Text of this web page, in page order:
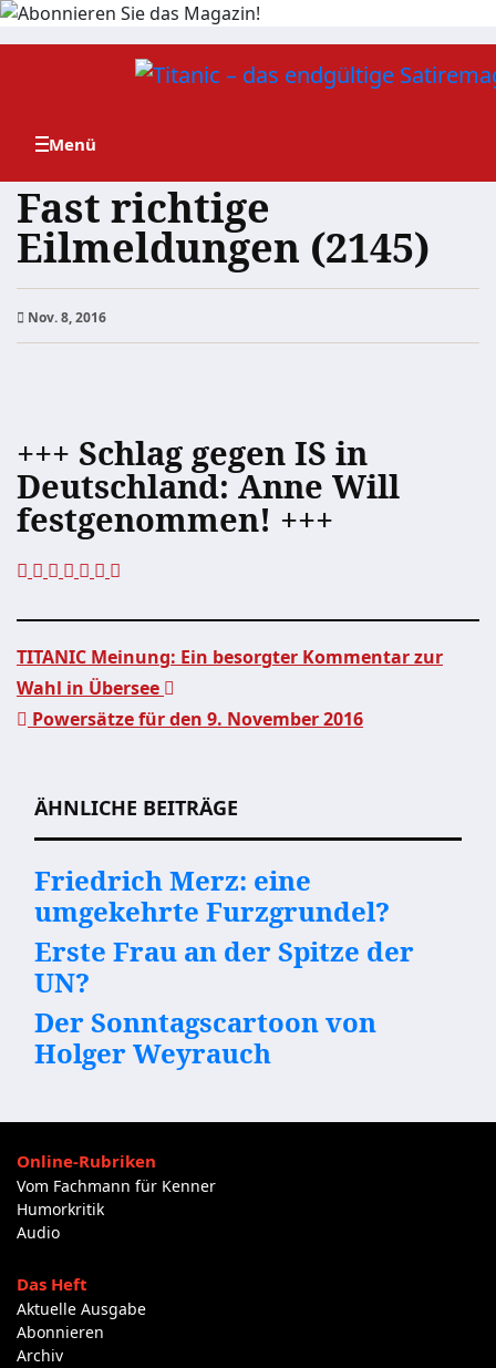
Zum
Fast richtige
Eilmeldungen (2145)
Nov. 8, 2016
+++ Schlag gegen IS in
Deutschland: Anne Will
festgenommen! +++
Beitragsnavigation
TITANIC Meinung: Ein besorgter Kommentar zur
Wahl in Übersee
Powersätze für den 9. November 2016
ÄHNLICHE BEITRÄGE
Friedrich Merz: eine
umgekehrte Furzgrundel?
Erste Frau an der Spitze der
UN?
Der Sonntagscartoon von
Holger Weyrauch
Online-Rubriken
Vom Fachmann für Kenner
Humorkritik
Audio
Das Heft
Aktuelle Ausgabe
Abonnieren
Archiv